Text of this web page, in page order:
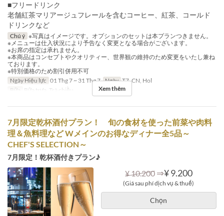
■フリードリンク
老舗紅茶マリアージュフレールを含むコーヒー、紅茶、コールド
ドリンクなど
Chú ý ※写真はイメージです。オプションのセットは本プランつきません。
※メニューは仕入状況により予告なく変更となる場合がございます。
※お席の指定は承れません。
※本商品はコンセプトやクオリティー、世界観の維持のため変更をいたし兼ね
ております。
※特別価格のため割引併用不可
Ngày Hiệu lực 01 Thg 7 ~ 31 Thg 7 Ngày T7, CN, Hol
Bữa
Bữa trưa, Trà chiều Xem thêm
7月限定乾杯酒付プラン！ 旬の食材を使った前菜や肉料
理＆魚料理など Wメインのお得なディナー全5品～
CHEF'S SELECTION～
7月限定！乾杯酒付きプラン♪
¥ 10.200 ⇒¥ 9.200
(Giá sau phí dịch vụ & thuế)
Chọn